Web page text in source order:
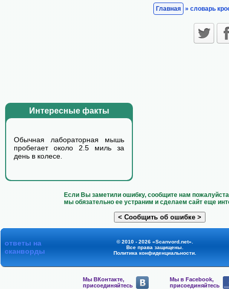
Интересные факты
Обычная лабораторная мышь
пробегает около 2.5 миль за
день в колесе.
Главная » словарь
Если Вы заметили ошибку, сообщите нам
мы обязательно ее устраним и сделаем сайт еще
ответы на
сканворды
© 2010 - 2026 «Scanvord.net».
Все права защищены.
Политика конфиденциальности.
Мы ВКонтакте,
присоединяйтесь
Мы в Facebook,
присоединяйтесь